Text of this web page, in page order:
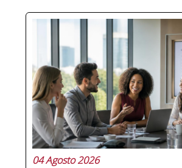
Cuando una organización
cambia de dirección
de las primeras preguntas
es: ¿cómo nos
respuesta no es trivial. La
organizacional condiciona
decide qué, cómo fluye la
y,...
04 Agosto 2026